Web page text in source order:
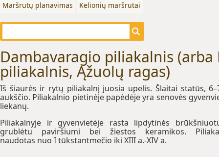
Maršrutų planavimas
Kelionių maršrutai
Dambavaragio piliakalnis
piliakalnis, Ąžuolų ragas)
Iš šiaurės ir rytų piliakalnį juosia upelis. Šlaitai statūs,
aukščio. Piliakalnio pietinėje papėdėje yra senovės
liekanų.
Piliakalnyje ir gyvenvietėje rasta lipdytinės
grublėtu paviršiumi bei žiestos keramikos.
naudotas nuo I tūkstantmečio iki XIII a.-XIV a.